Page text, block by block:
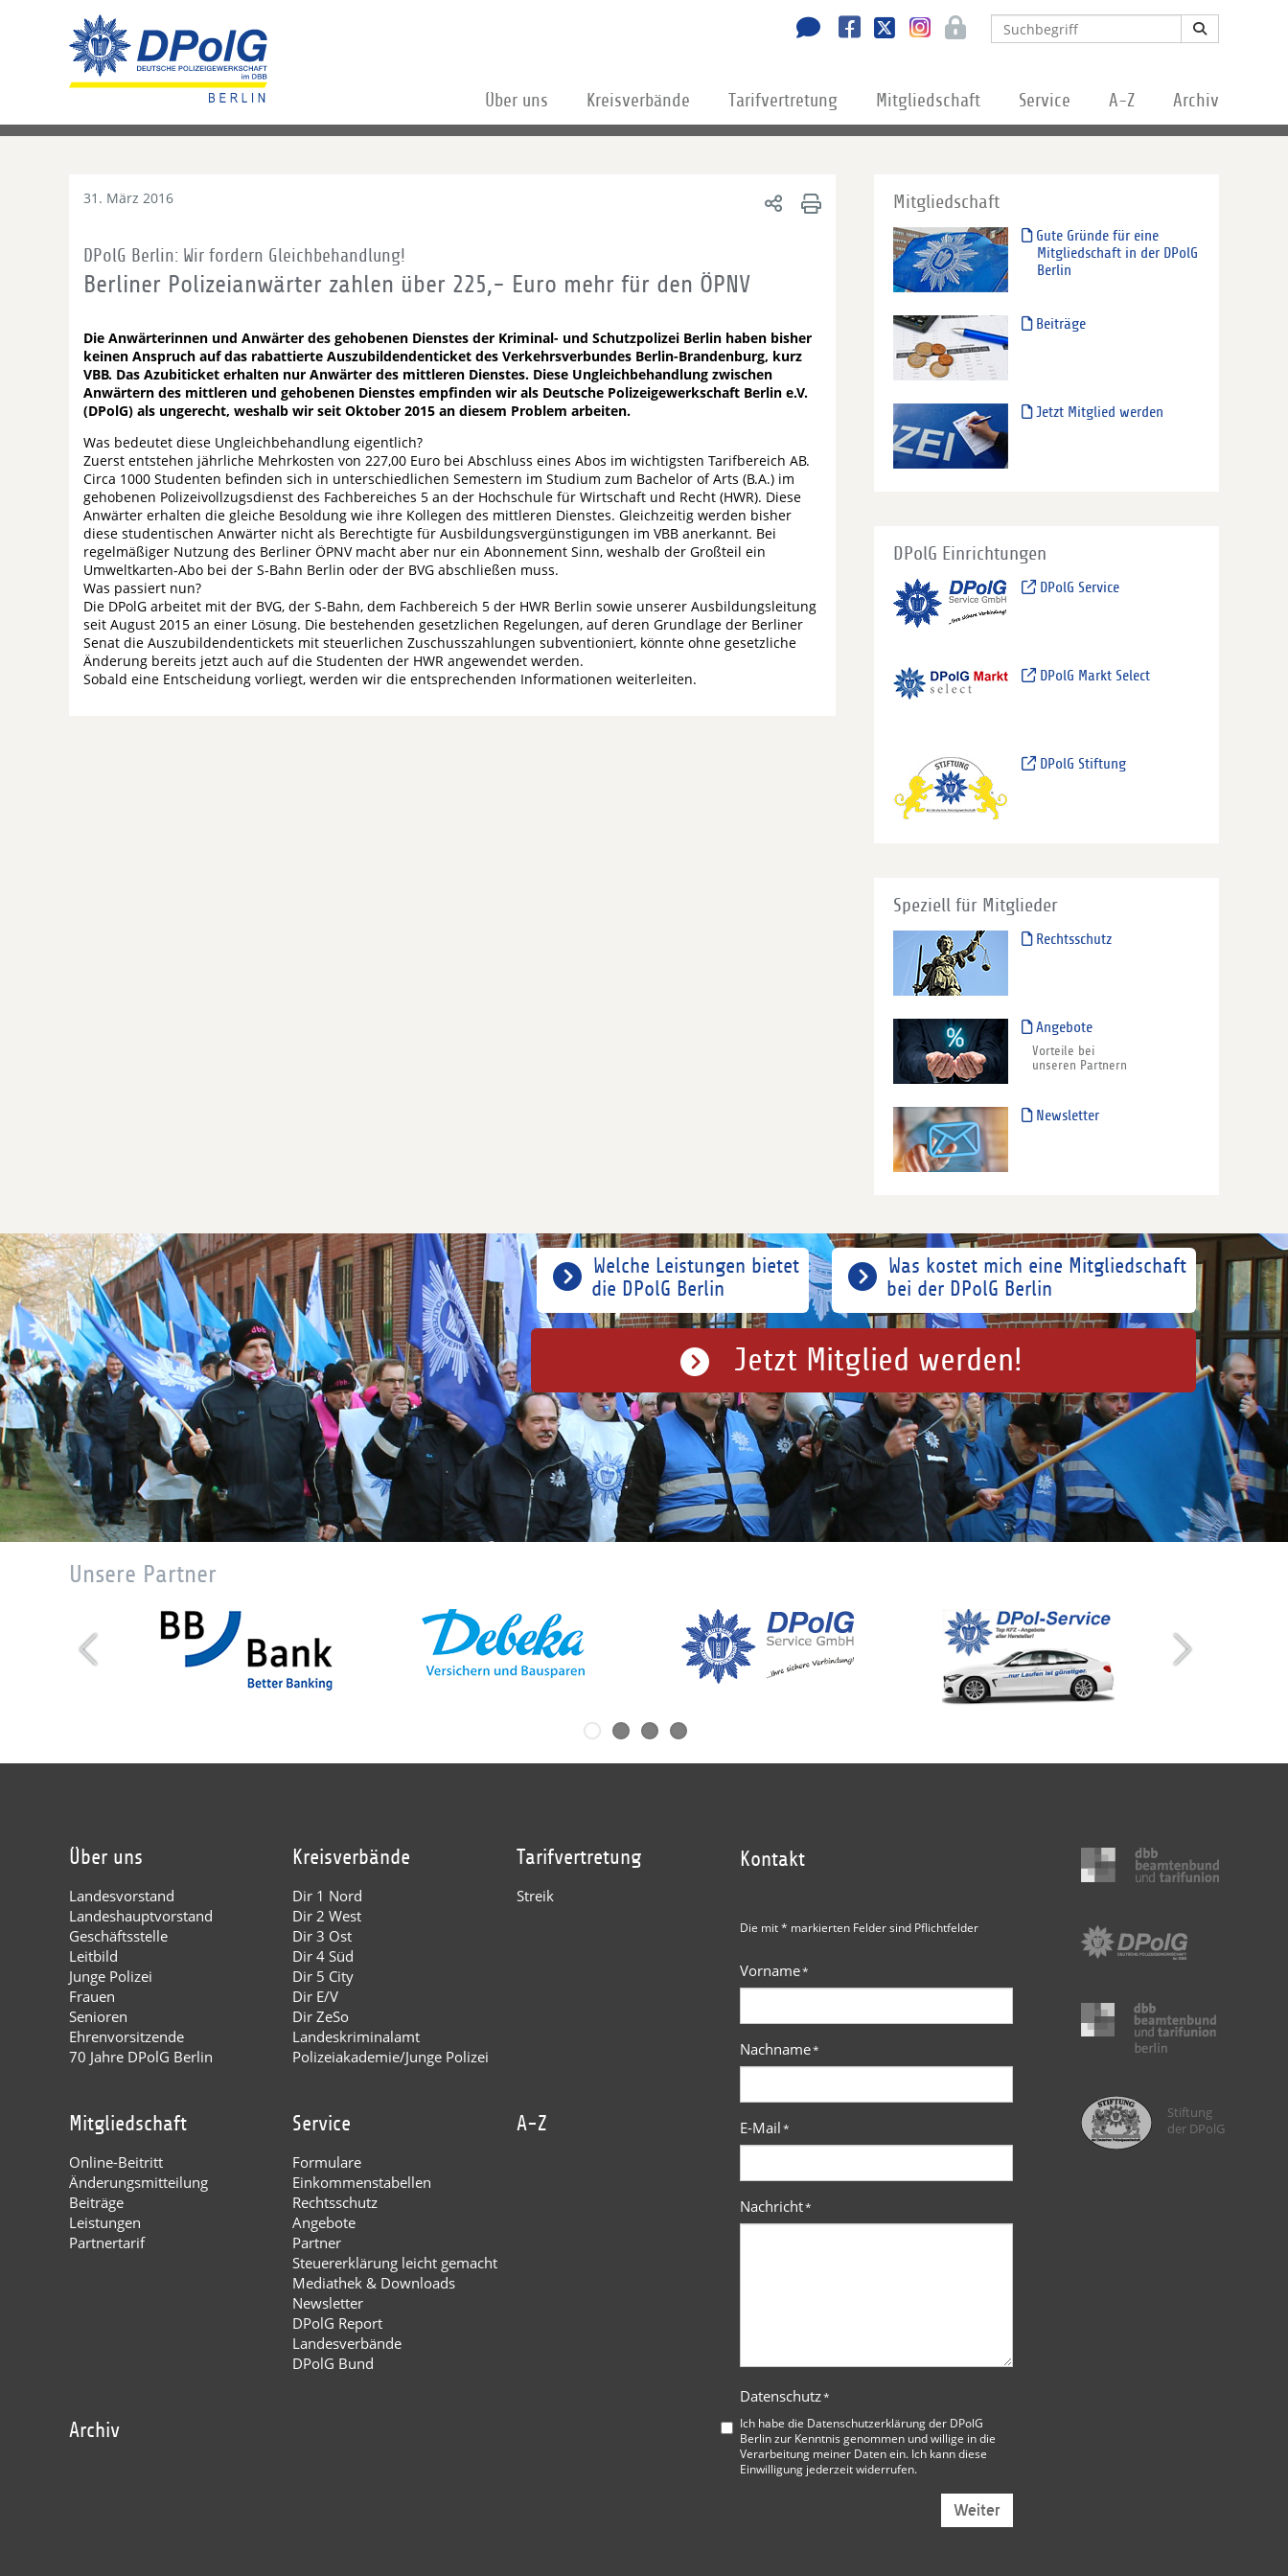
Über uns Kreisverbände Tarifvertretung Mitgliedschaft Service A-Z Archiv
31. März 2016
DPolG Berlin: Wir fordern Gleichbehandlung!
Berliner Polizeianwärter zahlen über 225,- Euro mehr für den ÖPNV
Die Anwärterinnen und Anwärter des gehobenen Dienstes der Kriminal- und Schutzpolizei Berlin haben bisher
keinen Anspruch auf das rabattierte Auszubildendenticket des Verkehrsverbundes Berlin-Brandenburg, kurz
VBB. Das Azubiticket erhalten nur Anwärter des mittleren Dienstes. Diese Ungleichbehandlung zwischen
Anwärtern des mittleren und gehobenen Dienstes empfinden wir als Deutsche Polizeigewerkschaft Berlin e.V.
(DPolG) als ungerecht, weshalb wir seit Oktober 2015 an diesem Problem arbeiten.
Was bedeutet diese Ungleichbehandlung eigentlich?
Zuerst entstehen jährliche Mehrkosten von 227,00 Euro bei Abschluss eines Abos im wichtigsten Tarifbereich AB.
Circa 1000 Studenten befinden sich in unterschiedlichen Semestern im Studium zum Bachelor of Arts (B.A.) im
gehobenen Polizeivollzugsdienst des Fachbereiches 5 an der Hochschule für Wirtschaft und Recht (HWR). Diese
Anwärter erhalten die gleiche Besoldung wie ihre Kollegen des mittleren Dienstes. Gleichzeitig werden bisher
diese studentischen Anwärter nicht als Berechtigte für Ausbildungsvergünstigungen im VBB anerkannt. Bei
regelmäßiger Nutzung des Berliner ÖPNV macht aber nur ein Abonnement Sinn, weshalb der Großteil ein
Umweltkarten-Abo bei der S-Bahn Berlin oder der BVG abschließen muss.
Was passiert nun?
Die DPolG arbeitet mit der BVG, der S-Bahn, dem Fachbereich 5 der HWR Berlin sowie unserer Ausbildungsleitung
seit August 2015 an einer Lösung. Die bestehenden gesetzlichen Regelungen, auf deren Grundlage der Berliner
Senat die Auszubildendentickets mit steuerlichen Zuschusszahlungen subventioniert, könnte ohne gesetzliche
Änderung bereits jetzt auch auf die Studenten der HWR angewendet werden.
Sobald eine Entscheidung vorliegt, werden wir die entsprechenden Informationen weiterleiten.
Mitgliedschaft
Gute Gründe für eine
Mitgliedschaft in der DPolG
Berlin
Beiträge
Jetzt Mitglied werden
DPolG Einrichtungen
DPolG Service
DPolG Markt Select
DPolG Stiftung
Speziell für Mitglieder
Rechtsschutz
Angebote
Vorteile bei
unseren Partnern
Newsletter
Was kostet mich eine Mitgliedschaft
bei der DPolG Berlin
Welche Leistungen bietet
die DPolG Berlin
Jetzt Mitglied werden!
Unsere Partner
Über uns
Landesvorstand
Landeshauptvorstand
Geschäftsstelle
Leitbild
Junge Polizei
Frauen
Senioren
Ehrenvorsitzende
70 Jahre DPolG Berlin
Kreisverbände
Dir 1 Nord
Dir 2 West
Dir 3 Ost
Dir 4 Süd
Dir 5 City
Dir E/V
Dir ZeSo
Landeskriminalamt
Polizeiakademie/Junge Polizei
Tarifvertretung
Streik
Mitgliedschaft
Online-Beitritt
Änderungsmitteilung
Beiträge
Leistungen
Partnertarif
Service
Formulare
Einkommenstabellen
Rechtsschutz
Angebote
Partner
Steuererklärung leicht gemacht
Mediathek & Downloads
Newsletter
DPolG Report
Landesverbände
DPolG Bund
A-Z
Archiv
Kontakt
Die mit * markierten Felder sind Pflichtfelder
Vorname*
Nachname*
E-Mail*
Nachricht*
Datenschutz*
Ich habe die Datenschutzerklärung der DPolG
Berlinzur Kenntnis genommen und willige in die
Verarbeitung meiner Daten ein. Ich kann diese
Einwilligung jederzeit widerrufen.
Weiter
Stiftung
der DPolG